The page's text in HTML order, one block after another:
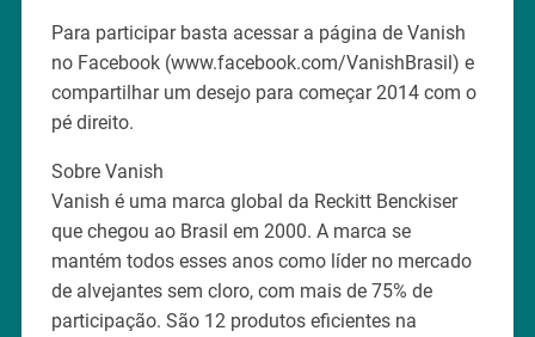
Para participar basta acessar a página de Vanish
no Facebook (www.facebook.com/VanishBrasil) e
compartilhar um desejo para começar 2014 com o
pé direito.
Sobre Vanish
Vanish é uma marca global da Reckitt Benckiser
que chegou ao Brasil em 2000. A marca se
mantém todos esses anos como líder no mercado
de alvejantes sem cloro, com mais de 75% de
participação. São 12 produtos eficientes na